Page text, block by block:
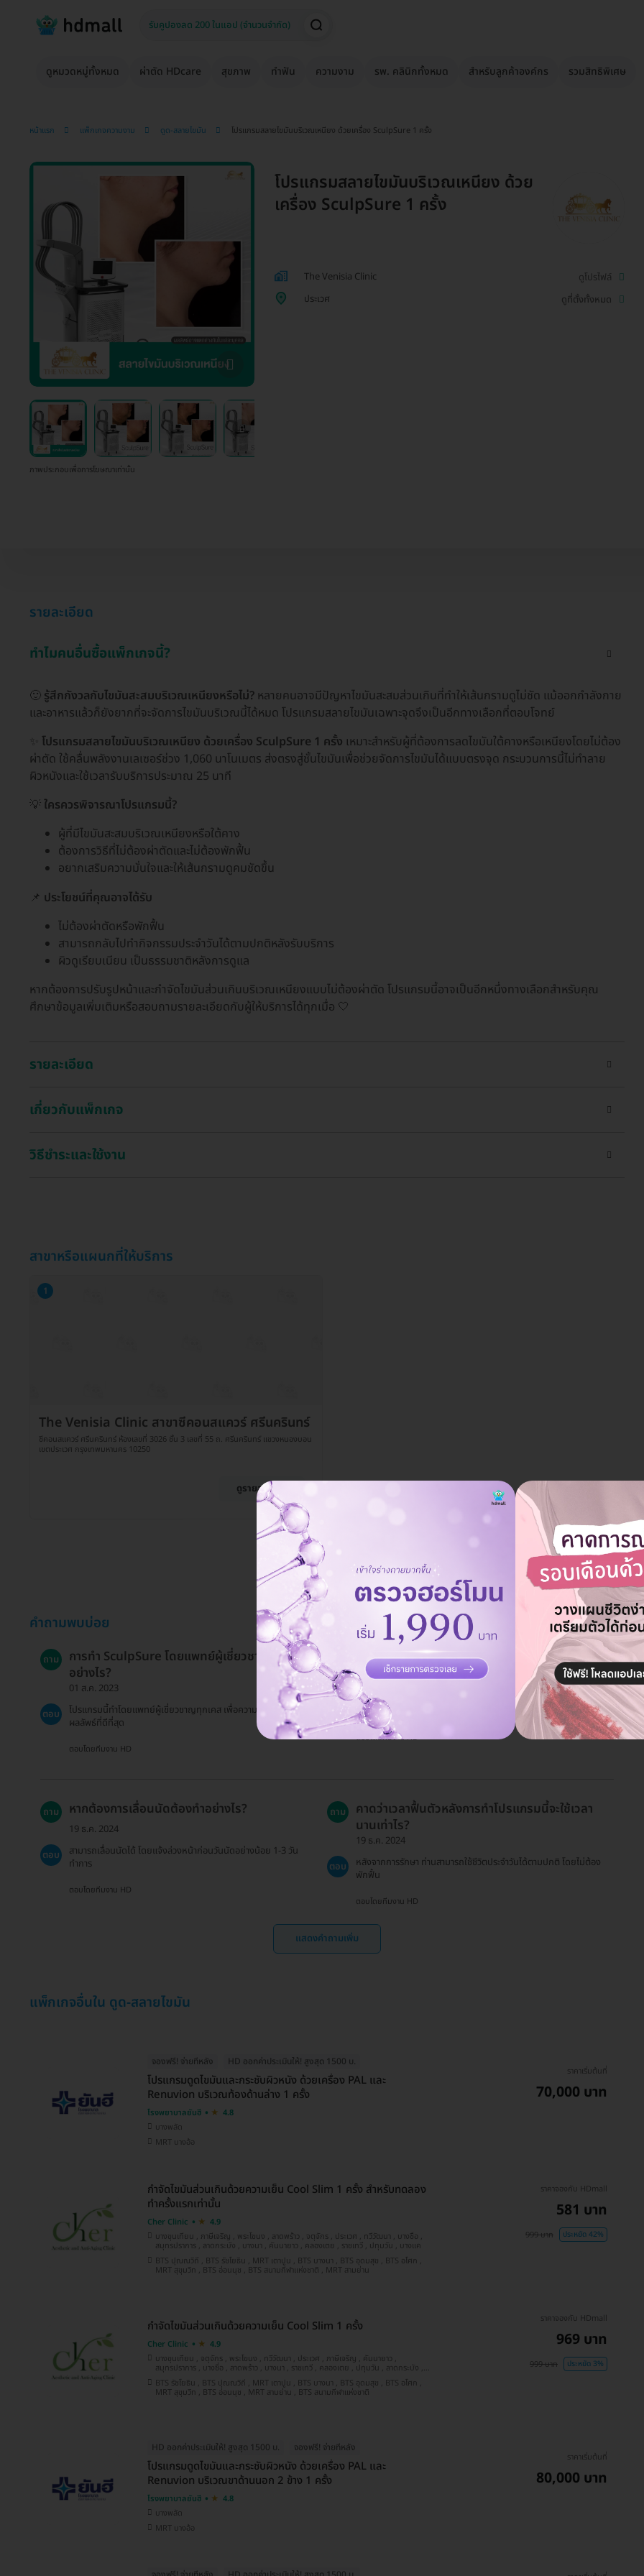
ดูหมวดหมู่ทั้งหมด ผ่าตัด HDcare สุขภาพ ทำฟัน ความงาม รพ. คลินิกทั้งหมด สำหรับลูกค้าองค์กร รวมสิทธิพิเศษ
หน้าแรก แพ็กเกจความงาม ดูด-สลายไขมัน โปรแกรมสลายไขมันบริเวณเหนียง ด้วยเครื่อง SculpSure 1 ครั้ง
ภาพประกอบเพื่อการโฆษณาเท่านั้น
โปรแกรมสลายไขมันบริเวณเหนียง ด้วย
เครื่อง SculpSure 1 ครั้ง
The Venisia Clinic
ดูโปรไฟล์
ประเวศ
ดูที่ตั้งทั้งหมด
รายละเอียด
ทำไมคนอื่นซื้อแพ็กเกจนี้?
🙂 รู้สึกกังวลกับไขมันสะสมบริเวณเหนียงหรือไม่? หลายคนอาจมีปัญหาไขมันสะสมส่วนเกินที่ทำให้เส้นกรามดูไม่ชัด แม้ออกกำลังกาย
และอาหารแล้วก็ยังยากที่จะจัดการไขมันบริเวณนี้ได้หมด โปรแกรมสลายไขมันเฉพาะจุดจึงเป็นอีกทางเลือกที่ตอบโจทย์
โปรแกรมสลายไขมันบริเวณเหนียง ด้วยเครื่อง SculpSure 1 ครั้ง เหมาะสำหรับผู้ที่ต้องการลดไขมันใต้คางหรือเหนียงโดยไม่ต้อง
ผ่าตัด ใช้คลื่นพลังงานเลเซอร์ช่วง 1,060 นาโนเมตร ส่งตรงสู่ชั้นไขมันเพื่อช่วยจัดการไขมันได้แบบตรงจุด กระบวนการนี้ไม่ทำลาย
ผิวหนังและใช้เวลารับบริการประมาณ 25 นาที
💡 ใครควรพิจารณาโปรแกรมนี้?
ผู้ที่มีไขมันสะสมบริเวณเหนียงหรือใต้คาง
ต้องการวิธีที่ไม่ต้องผ่าตัดและไม่ต้องพักฟื้น
อยากเสริมความมั่นใจและให้เส้นกรามดูคมชัดขึ้น
📌 ประโยชน์ที่คุณอาจได้รับ
ไม่ต้องผ่าตัดหรือพักฟื้น
สามารถกลับไปทำกิจกรรมประจำวันได้ตามปกติหลังรับบริการ
ผิวดูเรียบเนียน เป็นธรรมชาติหลังการดูแล
หากต้องการปรับรูปหน้าและกำจัดไขมันส่วนเกินบริเวณเหนียงแบบไม่ต้องผ่าตัด โปรแกรมนี้อาจเป็นอีกหนึ่งทางเลือกสำหรับคุณ
ศึกษาข้อมูลเพิ่มเติมหรือสอบถามรายละเอียดกับผู้ให้บริการได้ทุกเมื่อ 🤍
รายละเอียด
เกี่ยวกับแพ็กเกจ
วิธีชำระและใช้งาน
สาขาหรือแผนกที่ให้บริการ
1
The Venisia Clinic สาขาซีคอนสแควร์ ศรีนครินทร์
ซีคอนสแควร์​ ศรีนครินทร์ ห้องเลขที่ 3026 ชั้น 3 เลขที่ 55 ถ. ศรีนครินทร์ แขวงหนองบอน
เขตประเวศ กรุงเทพมหานคร 10250
ดูรายละเอียด
คำถามพบบ่อย
ถาม
การทำ SculpSure โดยแพทย์ผู้เชี่ยวชาญเป็น
อย่างไร?
01 ส.ค. 2023
ตอบ
โปรแกรมนี้ทำโดยแพทย์ผู้เชี่ยวชาญทุกเคส เพื่อความปลอดภัยและ
ผลลัพธ์ที่ดีที่สุด
ตอบโดยทีมงาน HD
ควรหลีกเลี่ยงอะไรหลังการทำโปรแกรม?
19 ธ.ค. 2024
ตอบ
ควรหลีกเลี่ยงการสัมผัสบริเวณที่ทำการรักษาอย่างรุนแรงในช่วงแรก
และควรหลีกเลี่ยงการออกกำลังกายหนักในวันถัดไป
ตอบโดยทีมงาน HD
ถาม หากต้องการเลื่อนนัดต้องทำอย่างไร?
19 ธ.ค. 2024
ตอบ
สามารถเลื่อนนัดได้ โดยแจ้งล่วงหน้าก่อนวันนัดอย่างน้อย 1-3 วัน
ทำการ
ตอบโดยทีมงาน HD
ถาม
คาดว่าเวลาฟื้นตัวหลังการทำโปรแกรมนี้จะใช้เวลา
นานเท่าไร?
19 ธ.ค. 2024
ตอบ
หลังจากการรักษา ท่านสามารถใช้ชีวิตประจำวันได้ตามปกติ โดยไม่ต้อง
พักฟื้น
ตอบโดยทีมงาน HD
แสดงคำถามเพิ่ม
แพ็กเกจอื่นใน ดูด-สลายไขมัน
จองฟรี! จ่ายทีหลัง HD ออกค่าประเมินให้! สูงสุด 1500 บ.
โปรแกรมดูดไขมันและกระชับผิวหนัง ด้วยเครื่อง PAL และ
Renuvion บริเวณท้องด้านล่าง 1 ครั้ง
โรงพยาบาลยันฮี
4.8
บางพลัด
MRT บางอ้อ
ราคาเริ่มต้นที่
70,000 บาท
กำจัดไขมันส่วนเกินด้วยความเย็น Cool Slim 1 ครั้ง สำหรับทดลอง
ทำครั้งแรกเท่านั้น
Cher Clinic
4.9
บางขุนเทียน , ภาษีเจริญ , พระโขนง , ลาดพร้าว , จตุจักร , ประเวศ , ทวีวัฒนา , บางซื่อ ,
สมุทรปราการ , ลาดกระบัง , บางนา , คันนายาว , คลองเตย , ราชเทวี , ปทุมวัน , บางแค
BTS ปุณณวิถี , BTS รัชโยธิน , MRT เตาปูน , BTS บางนา , BTS อุดมสุข , BTS อโศก ,
MRT สุขุมวิท , BTS อ่อนนุช , BTS สนามกีฬาแห่งชาติ , MRT สามย่าน
ราคาจองกับ HDmall
581 บาท
999 บาท ประหยัด 42%
กำจัดไขมันส่วนเกินด้วยความเย็น Cool Slim 1 ครั้ง
Cher Clinic
4.9
บางขุนเทียน , จตุจักร , พระโขนง , ทวีวัฒนา , ประเวศ , ภาษีเจริญ , คันนายาว ,
สมุทรปราการ , บางซื่อ , ลาดพร้าว , บางนา , ราชเทวี , คลองเตย , ปทุมวัน , ลาดกระบัง ,
บางแค
BTS รัชโยธิน , BTS ปุณณวิถี , MRT เตาปูน , BTS บางนา , BTS อุดมสุข , BTS อโศก ,
MRT สุขุมวิท , BTS อ่อนนุช , MRT สามย่าน , BTS สนามกีฬาแห่งชาติ
ราคาจองกับ HDmall
969 บาท
999 บาท ประหยัด 3%
HD ออกค่าประเมินให้! สูงสุด 1500 บ. จองฟรี! จ่ายทีหลัง
โปรแกรมดูดไขมันและกระชับผิวหนัง ด้วยเครื่อง PAL และ
Renuvion บริเวณขาด้านนอก 2 ข้าง 1 ครั้ง
โรงพยาบาลยันฮี
4.8
บางพลัด
MRT บางอ้อ
ราคาเริ่มต้นที่
80,000 บาท